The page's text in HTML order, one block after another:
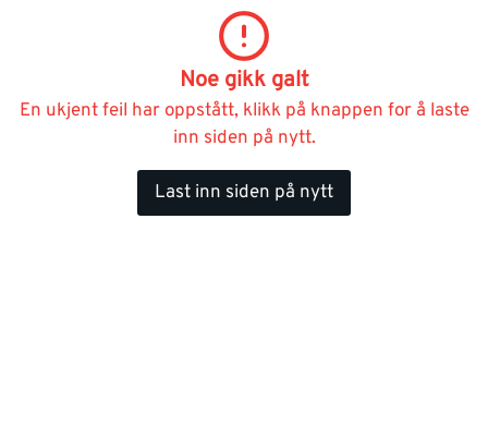
Noe gikk galt
En ukjent feil har oppstått, klikk på knappen for å laste
inn siden på nytt.
Last inn siden på nytt